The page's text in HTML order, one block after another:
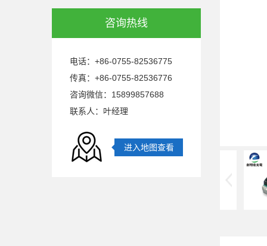
咨询热线
电话：+86-0755-82536775
传真：+86-0755-82536776
咨询微信：15899857688
联系人：叶经理
进入地图查看